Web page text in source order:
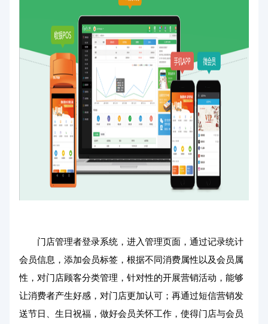
门店管理者登录系统，进入管理页面，通过记录统计
会员信息，添加会员标签，根据不同消费属性以及会员属
性，对门店顾客分类管理，针对性的开展营销活动，能够
让消费者产生好感，对门店更加认可；再通过短信营销发
送节日、生日祝福，做好会员关怀工作，使得门店与会员